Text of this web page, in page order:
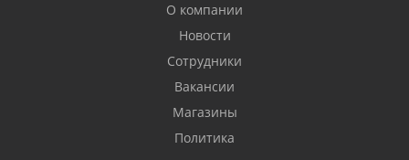
О компании
Новости
Сотрудники
Вакансии
Магазины
Политика